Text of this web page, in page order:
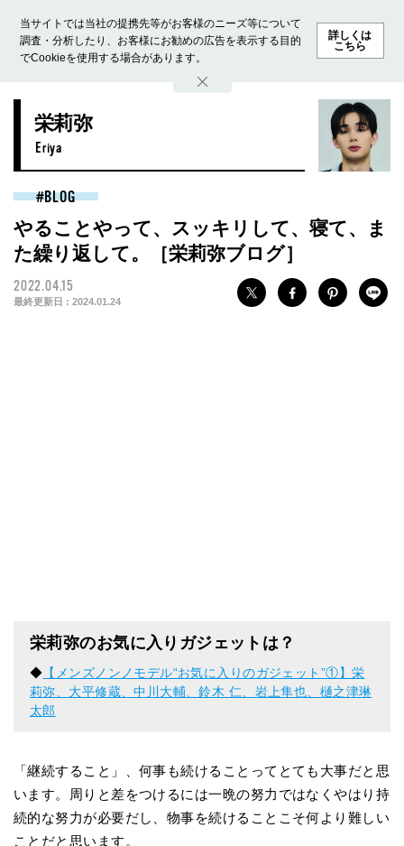
当サイトでは当社の提携先等がお客様のニーズ等について
調査・分析したり、お客様にお勧めの広告を表示する目的
でCookieを使用する場合があります。
詳しくは
こちら
ホーム モデル募集 ランキング ファッション ビューテ
栄莉弥
Eriya
BLOG
やることやって、スッキリして、寝て、ま
た繰り返して。［栄莉弥ブログ］
2022.04.15
最終更新日 : 2024.01.24
栄莉弥のお気に入りガジェットは？
◆ 【メンズノンノモデル“お気に入りのガジェット”①】栄
莉弥、大平修蔵、中川大輔、鈴木 仁、岩上隼也、樋之津琳
太郎
「継続すること」、何事も続けることってとても大事だと思
います。周りと差をつけるには一晩の努力ではなくやはり持
続的な努力が必要だし、物事を続けることこそ何より難しい
ことだと思います。